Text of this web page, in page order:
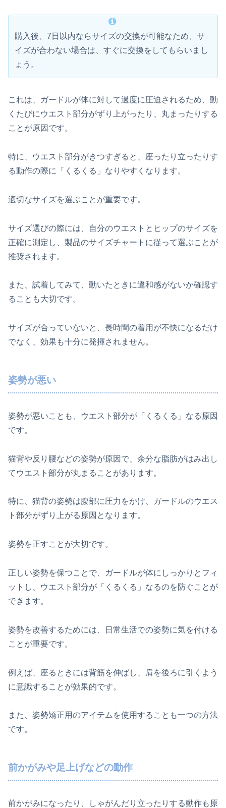
購入後、7日以内ならサイズの交換が可能なため、サ
イズが合わない場合は、すぐに交換をしてもらいまし
ょう。
これは、ガードルが体に対して過度に圧迫されるため、動
くたびにウエスト部分がずり上がったり、丸まったりする
ことが原因です。
特に、ウエスト部分がきつすぎると、座ったり立ったりす
る動作の際に「くるくる」なりやすくなります。
適切なサイズを選ぶことが重要です。
サイズ選びの際には、自分のウエストとヒップのサイズを
正確に測定し、製品のサイズチャートに従って選ぶことが
推奨されます。
また、試着してみて、動いたときに違和感がないか確認す
ることも大切です。
サイズが合っていないと、長時間の着用が不快になるだけ
でなく、効果も十分に発揮されません。
姿勢が悪い
姿勢が悪いことも、ウエスト部分が「くるくる」なる原因
です。
猫背や反り腰などの姿勢が原因で、余分な脂肪がはみ出し
てウエスト部分が丸まることがあります。
特に、猫背の姿勢は腹部に圧力をかけ、ガードルのウエス
ト部分がずり上がる原因となります。
姿勢を正すことが大切です。
正しい姿勢を保つことで、ガードルが体にしっかりとフィ
ットし、ウエスト部分が「くるくる」なるのを防ぐことが
できます。
姿勢を改善するためには、日常生活での姿勢に気を付ける
ことが重要です。
例えば、座るときには背筋を伸ばし、肩を後ろに引くよう
に意識することが効果的です。
また、姿勢矯正用のアイテムを使用することも一つの方法
です。
前かがみや足上げなどの動作
前かがみになったり、しゃがんだり立ったりする動作も原